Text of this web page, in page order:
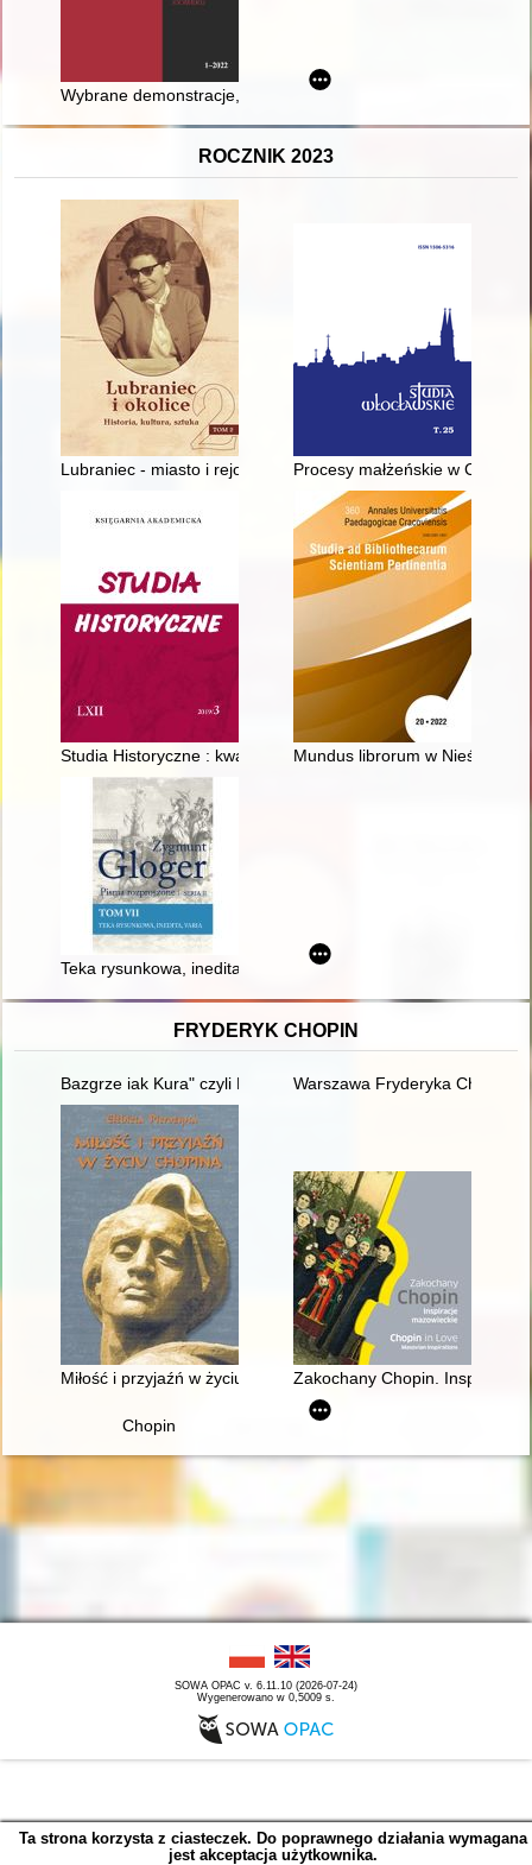
Wybrane demonstracje, zamieszki i ekscesy w Toruniu w
ROCZNIK 2023
Lubraniec - miasto i rejon w latach 1945-1947: zarys
Procesy małżeńskie w CIC
Studia Historyczne : kwartalnik. R. 62, z. 3 (2019)
Mundus librorum w Nieświeżu
Teka rysunkowa, inedita, varia
FRYDERYK CHOPIN
Bazgrze iak Kura" czyli Fryderyk Chopin i powstańcy
Warszawa Fryderyka Chopina
Miłość i przyjaźń w życiu ChopinaZakochany Chopin. Inspiracje
Chopin
SOWA OPAC v. 6.11.10 (2026-07-24)
Wygenerowano w 0,5009 s.
Ta strona korzysta z ciasteczek. Do poprawnego działania wymagana
jest akceptacja użytkownika.